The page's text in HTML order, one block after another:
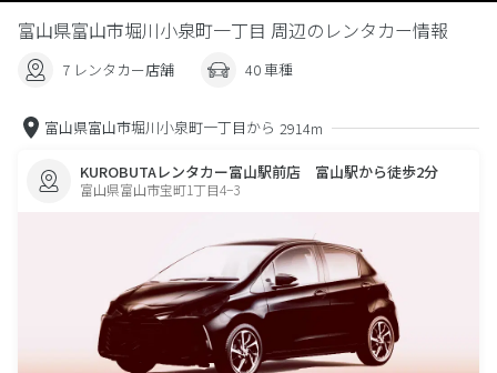
富山県富山市堀川小泉町一丁目 周辺のレンタカー情報
7 レンタカー店舗 40 車種
富山県富山市堀川小泉町一丁目から 2914m
KUROBUTAレンタカー富山駅前店 富山駅から徒歩2分
富山県富山市宝町1丁目4−3